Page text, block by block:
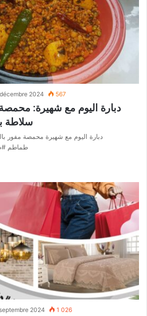
2024 567
دبارة اليوم مع شهيرة:
سلاطة
دبارة اليوم مع شهيرة محمصة مفور
طماطم
2024 1 026